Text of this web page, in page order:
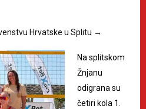
Hrvatske u Splitu →
Na splitskom
Žnjanu
odigrana su
četiri kola 1.